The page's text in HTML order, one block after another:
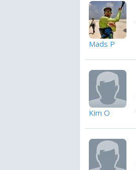
Mads P
Kim O